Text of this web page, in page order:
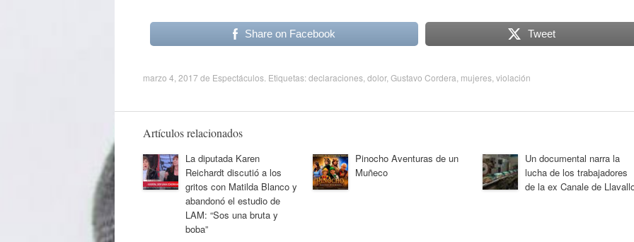
Share on Facebook Tweet
marzo 4, 2017 de Espectáculos . Etiquetas:declaraciones dolor, Gustavo Cordera mujeres violación
Artículos relacionados
La diputada Karen
Reichardt discutió a los
gritos con Matilda Blanco y
abandonó el estudio de
LAM: “Sos una bruta y
boba”
Pinocho Aventuras de un
Muñeco
Un documental narra la
lucha de los trabajadores
de la ex Canale de